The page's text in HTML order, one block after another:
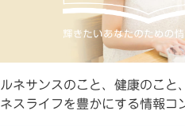
ルネサンスのこと、健康のこと
ネスライフを豊かにする情報コ